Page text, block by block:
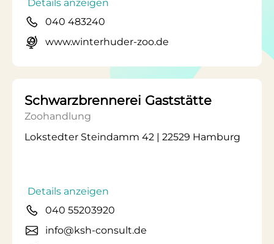
Details anzeigen
040 483240
www.winterhuder-zoo.de
Schwarzbrennerei Gaststätte
Zoohandlung
Lokstedter Steindamm 42 | 22529 Hamburg
Details anzeigen
040 55203920
info@ksh-consult.de